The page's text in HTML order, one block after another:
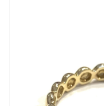
Cadeaubon